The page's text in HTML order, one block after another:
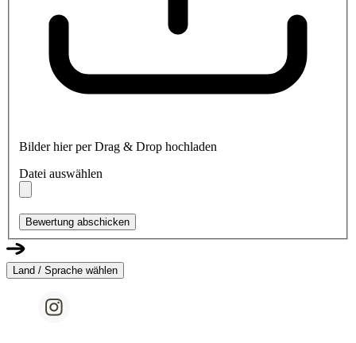
Bilder hier per Drag & Drop hochladen
Datei auswählen
Bewertung abschicken
Land / Sprache wählen